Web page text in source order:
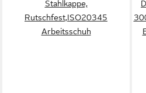
Stahlkappe,
Rutschfest,ISO20345
Arbeitsschuh